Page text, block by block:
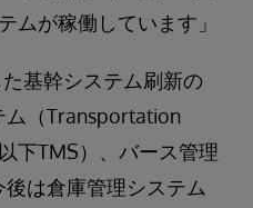
ムが稼働しています」
基幹システム刷新の
ム（Transportation
下TMS）、バース管理
は倉庫管理システム